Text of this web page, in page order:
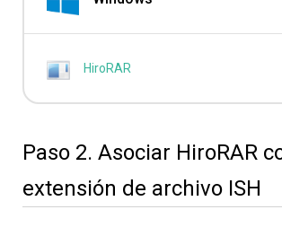
HiroRAR
Paso 2. Asociar HiroRAR
extensión de archivo ISH